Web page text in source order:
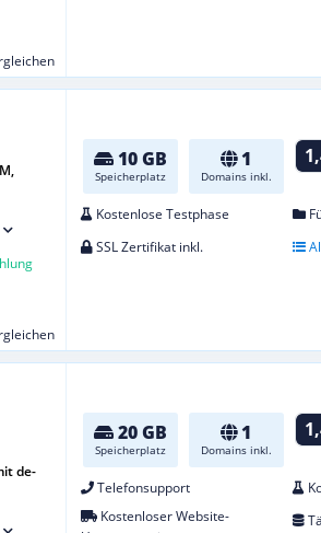
10 GB
Speicherplatz
1
Domains inkl.
Kostenlose Testphase
SSL Zertifikat inkl.
20 GB
Speicherplatz
1
Domains inkl.
Telefonsupport
Kostenloser Website-
de-